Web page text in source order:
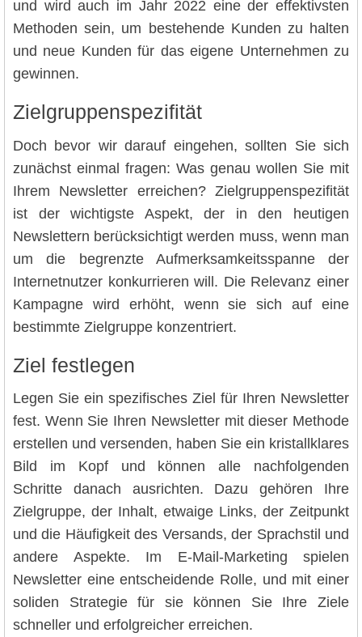
und wird auch im Jahr 2022 eine der effektivsten
Methoden sein, um bestehende Kunden zu halten
und neue Kunden für das eigene Unternehmen zu
gewinnen.
Zielgruppenspezifität
Doch bevor wir darauf eingehen, sollten Sie sich
zunächst einmal fragen: Was genau wollen Sie mit
Ihrem Newsletter erreichen? Zielgruppenspezifität
ist der wichtigste Aspekt, der in den heutigen
Newslettern berücksichtigt werden muss, wenn man
um die begrenzte Aufmerksamkeitsspanne der
Internetnutzer konkurrieren will. Die Relevanz einer
Kampagne wird erhöht, wenn sie sich auf eine
bestimmte Zielgruppe konzentriert.
Ziel festlegen
Legen Sie ein spezifisches Ziel für Ihren Newsletter
fest. Wenn Sie Ihren Newsletter mit dieser Methode
erstellen und versenden, haben Sie ein kristallklares
Bild im Kopf und können alle nachfolgenden
Schritte danach ausrichten. Dazu gehören Ihre
Zielgruppe, der Inhalt, etwaige Links, der Zeitpunkt
und die Häufigkeit des Versands, der Sprachstil und
andere Aspekte. Im E-Mail-Marketing spielen
Newsletter eine entscheidende Rolle, und mit einer
soliden Strategie für sie können Sie Ihre Ziele
schneller und erfolgreicher erreichen.